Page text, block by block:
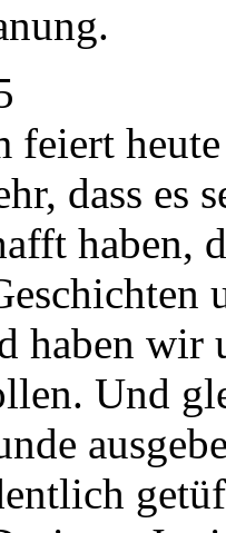
feiert
dass es
haben,
haben wir
Und